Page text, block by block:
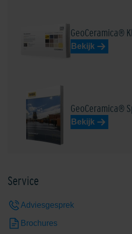
GeoCeramica®
Bekijk
GeoCeramica®
Bekijk
Service
Adviesgesprek
Brochures